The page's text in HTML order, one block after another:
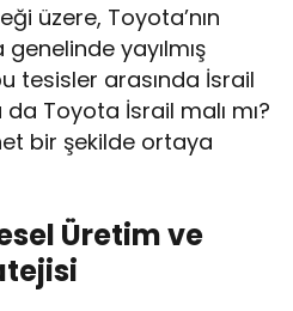
üzere, Toyota’nın
yayılmış
tesisler arasında İsrail
Toyota İsrail malı mı?
bir şekilde ortaya
Üretim ve